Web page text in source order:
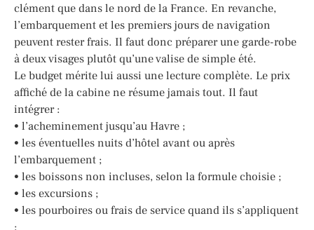
clément que dans le nord de la France. En revanche,
l’embarquement et les premiers jours de navigation
peuvent rester frais. Il faut donc préparer une garde-robe
à deux visages plutôt qu’une valise de simple été.
Le budget mérite lui aussi une lecture complète. Le prix
affiché de la cabine ne résume jamais tout. Il faut
intégrer :
• l’acheminement jusqu’au Havre ;
• les éventuelles nuits d’hôtel avant ou après
l’embarquement ;
• les boissons non incluses, selon la formule choisie ;
• les excursions ;
• les pourboires ou frais de service quand ils s’appliquent
;